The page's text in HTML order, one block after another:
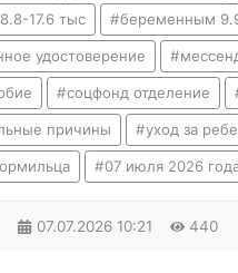
17.6 тыс беременным
удостоверение
соцфонд отделение
причины уход за
07 июля 2026
07.07.2026 10:21 440